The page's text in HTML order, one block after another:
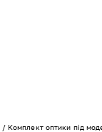
/ Комплект оптики під